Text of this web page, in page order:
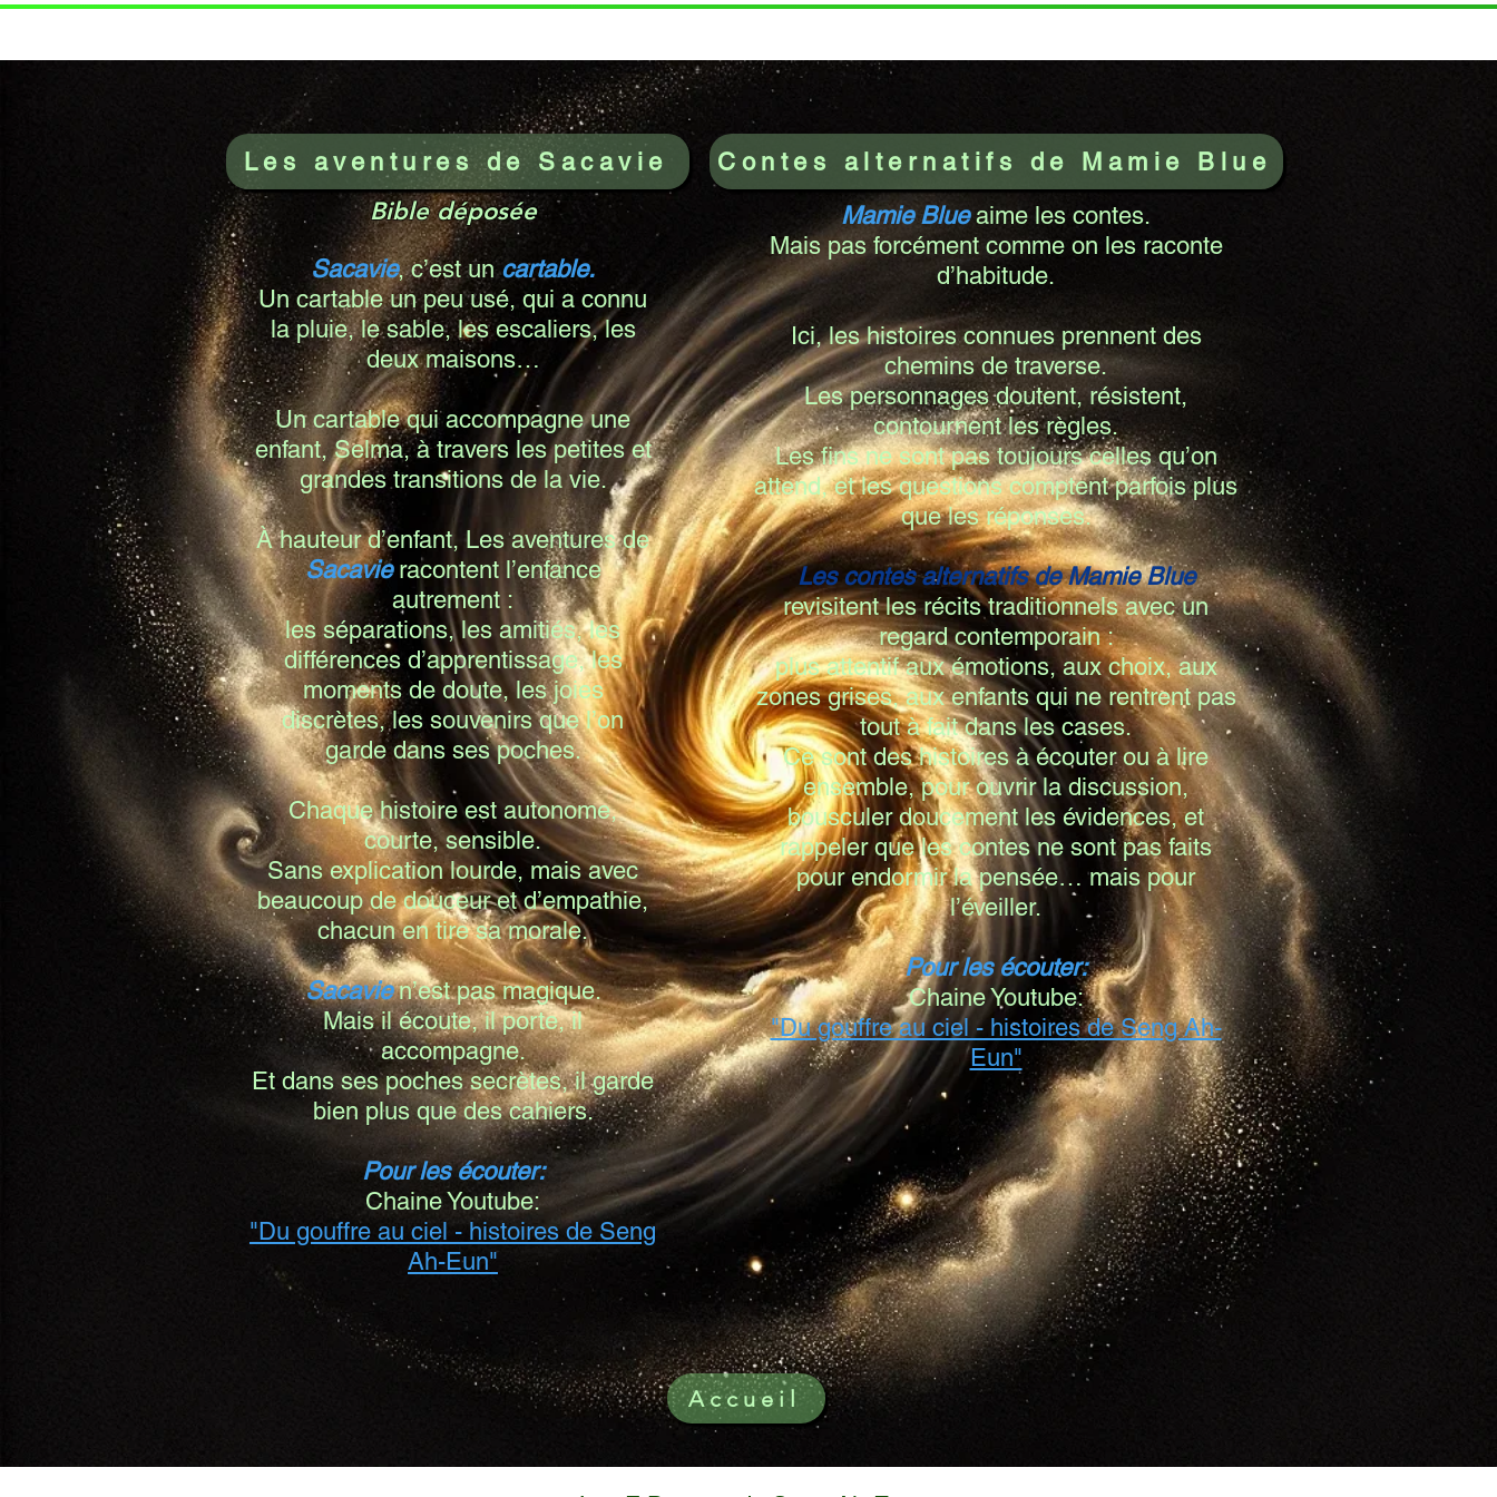
Les aventures de Sacavie
​
Bible déposée
Sacavie, c’est uncartable.
Un cartable un peu usé, qui a connu
la pluie, le sable, les escaliers, les
deux maisons…
Un cartable qui accompagne une
enfant, Selma, à travers les petites et
grandes transitions de la vie.
À hauteur d’enfant, Les aventures de
Sacavie racontent l’enfance
autrement :
les séparations, les amitiés, les
différences d’apprentissage, les
moments de doute, les joies
discrètes, les souvenirs que l’on
garde dans ses poches.
Chaque histoire est autonome,
courte, sensible.
Sans explication lourde, mais avec
beaucoup de douceur et d’empathie,
chacun en tire sa morale.
Sacavien’est pas magique.
Mais il écoute, il porte, il
accompagne.
Et dans ses poches secrètes, il garde
bien plus que des cahiers.
Pour les écouter:
Chaine Youtube:
"Du gouffre au ciel - histoires de Seng
Ah-Eun"
Contes alternatifs de Mamie Blue
Mamie Blueaime les contes.
Mais pas forcément comme on les raconte
d’habitude.
Ici, les histoires connues prennent des
chemins de traverse.
Les personnages doutent, résistent,
contournent les règles.
Les fins ne sont pas toujours celles qu’on
attend, et les questions comptent parfois plus
que les réponses.
Les contes alternatifs de Mamie Blue
revisitent les récits traditionnels avec un
regard contemporain :
plus attentif aux émotions, aux choix, aux
zones grises, aux enfants qui ne rentrent pas
tout à fait dans les cases.
Ce sont des histoires à écouter ou à lire
ensemble, pour ouvrir la discussion,
bousculer doucement les évidences, et
rappeler que les contes ne sont pas faits
pour endormir la pensée… mais pour
l’éveiller.
Pour les écouter:
Chaine Youtube:
"Du gouffre au ciel - histoires de Seng Ah-
Eun"
Accueil